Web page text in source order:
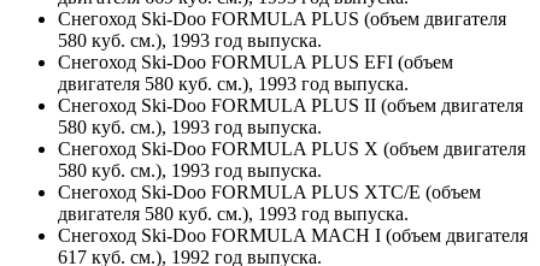
Снегоход Ski-Doo FORMULA PLUS (объем двигателя
580 куб. см.), 1993 год выпуска.
Снегоход Ski-Doo FORMULA PLUS EFI (объем
двигателя 580 куб. см.), 1993 год выпуска.
Снегоход Ski-Doo FORMULA PLUS II (объем двигателя
580 куб. см.), 1993 год выпуска.
Снегоход Ski-Doo FORMULA PLUS X (объем двигателя
580 куб. см.), 1993 год выпуска.
Снегоход Ski-Doo FORMULA PLUS XTC/E (объем
двигателя 580 куб. см.), 1993 год выпуска.
Снегоход Ski-Doo FORMULA MACH I (объем двигателя
617 куб. см.), 1992 год выпуска.